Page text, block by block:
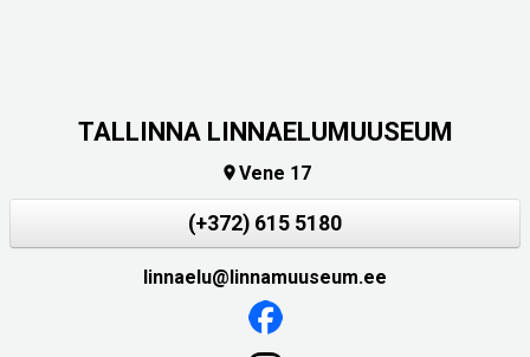
TALLINNA LINNAELUMUUSEUM
Vene 17
(+372) 615 5180
linnaelu@linnamuuseum.ee